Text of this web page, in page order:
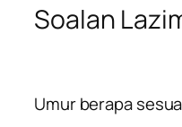
Soalan
Umur berapa